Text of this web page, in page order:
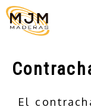
El